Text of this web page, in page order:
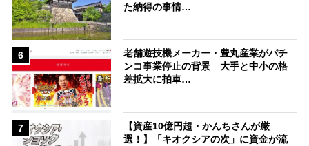
た納得の事情…
6
老舗遊技機メーカー・豊丸産業がパチ
ンコ事業停止の背景 大手と中小の格
差拡大に拍車…
7
【資産10億円超・かんちさんが厳
選！】「キオクシアの次」に資金が流